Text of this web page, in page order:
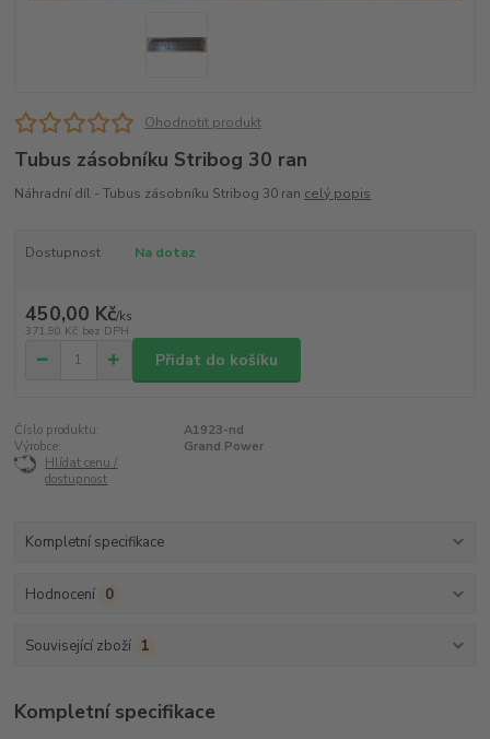
Ohodnotit produkt
Tubus zásobníku Stribog 30 ran
Náhradní díl - Tubus zásobníku Stribog 30 ran celý popis
Dostupnost Na dotaz
450,00 Kč/ks
371,90 Kč bez DPH
Přidat do košíku
Číslo produktu:
A1923-nd
Výrobce:
Grand Power
Hlídat cenu /
dostupnost
Kompletní specifikace
Hodnocení 0
Související zboží 1
Kompletní specifikace